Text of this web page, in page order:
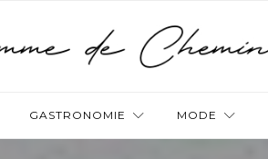
GASTRONOMIE MODE